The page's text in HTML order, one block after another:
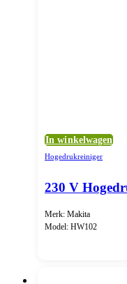
In winkelwagen
Hogedrukreiniger
230 V
Merk: Makita
Model: HW102